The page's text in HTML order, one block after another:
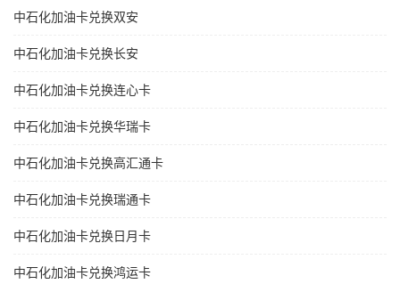
中石化加油卡兑换双安
中石化加油卡兑换长安
中石化加油卡兑换连心卡
中石化加油卡兑换华瑞卡
中石化加油卡兑换高汇通卡
中石化加油卡兑换瑞通卡
中石化加油卡兑换日月卡
中石化加油卡兑换鸿运卡